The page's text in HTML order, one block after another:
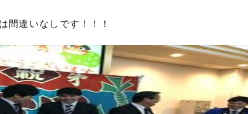
間違いなしです！！！